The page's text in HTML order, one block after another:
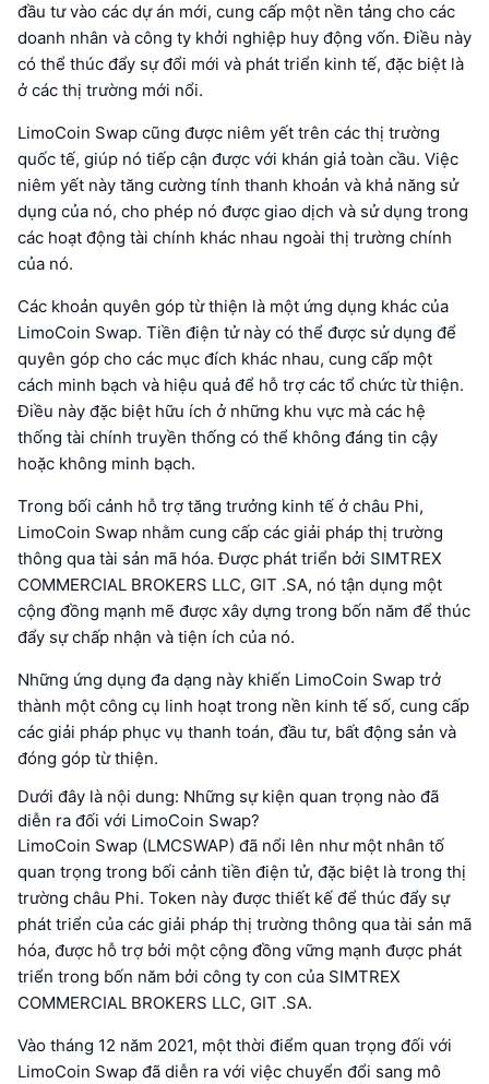
đầu tư vào các dự án mới, cung cấp một nền tảng cho các
doanh nhân và công ty khởi nghiệp huy động vốn. Điều này
có thể thúc đẩy sự đổi mới và phát triển kinh tế, đặc biệt là
ở các thị trường mới nổi.
LimoCoin Swap cũng được niêm yết trên các thị trường
quốc tế, giúp nó tiếp cận được với khán giả toàn cầu. Việc
niêm yết này tăng cường tính thanh khoản và khả năng sử
dụng của nó, cho phép nó được giao dịch và sử dụng trong
các hoạt động tài chính khác nhau ngoài thị trường chính
của nó.
Các khoản quyên góp từ thiện là một ứng dụng khác của
LimoCoin Swap. Tiền điện tử này có thể được sử dụng để
quyên góp cho các mục đích khác nhau, cung cấp một
cách minh bạch và hiệu quả để hỗ trợ các tổ chức từ thiện.
Điều này đặc biệt hữu ích ở những khu vực mà các hệ
thống tài chính truyền thống có thể không đáng tin cậy
hoặc không minh bạch.
Trong bối cảnh hỗ trợ tăng trưởng kinh tế ở châu Phi,
LimoCoin Swap nhằm cung cấp các giải pháp thị trường
thông qua tài sản mã hóa. Được phát triển bởi SIMTREX
COMMERCIAL BROKERS LLC, GIT .SA, nó tận dụng một
cộng đồng mạnh mẽ được xây dựng trong bốn năm để thúc
đẩy sự chấp nhận và tiện ích của nó.
Những ứng dụng đa dạng này khiến LimoCoin Swap trở
thành một công cụ linh hoạt trong nền kinh tế số, cung cấp
các giải pháp phục vụ thanh toán, đầu tư, bất động sản và
đóng góp từ thiện.
Dưới đây là nội dung: Những sự kiện quan trọng nào đã
diễn ra đối với LimoCoin Swap?
LimoCoin Swap (LMCSWAP) đã nổi lên như một nhân tố
quan trọng trong bối cảnh tiền điện tử, đặc biệt là trong thị
trường châu Phi. Token này được thiết kế để thúc đẩy sự
phát triển của các giải pháp thị trường thông qua tài sản mã
hóa, được hỗ trợ bởi một cộng đồng vững mạnh được phát
triển trong bốn năm bởi công ty con của SIMTREX
COMMERCIAL BROKERS LLC, GIT .SA.
Vào tháng 12 năm 2021, một thời điểm quan trọng đối với
LimoCoin Swap đã diễn ra với việc chuyển đổi sang mô